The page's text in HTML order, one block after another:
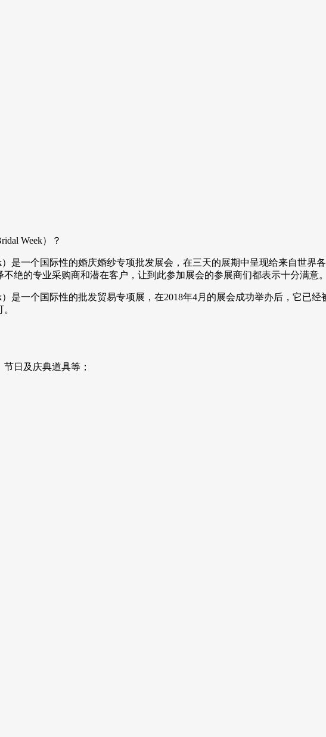
Week）？
）是一个国际性的婚庆婚纱专项批发展会，在三天的展期中呈现给来自世
绝的专业采购商和潜在客户，让到此参加展会的参展商们都表示十分满意。
）是一个国际性的批发贸易专项展，在2018年4月的展会成功举办后，它已
日及庆典道具等；